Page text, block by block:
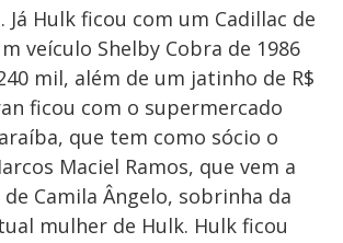
i
d
e
Já Hulk ficou com um Cadillac de
veículo Shelby Cobra de 1986
mil, além de um jatinho de R$
ficou com o supermercado
que tem como sócio o
Maciel Ramos, que vem a
Camila Ângelo, sobrinha da
mulher de Hulk. Hulk ficou